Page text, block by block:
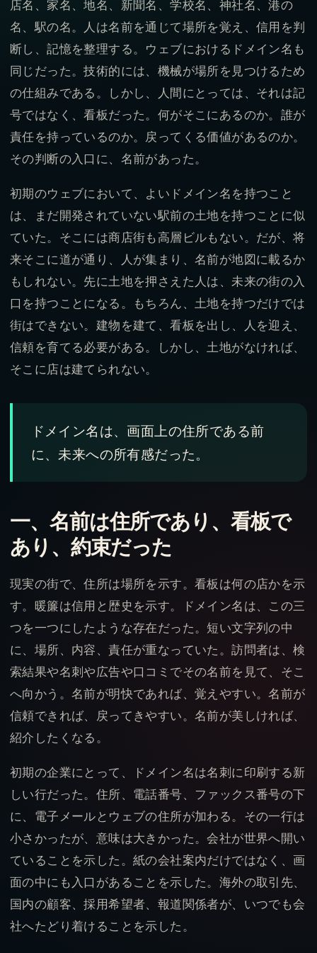
店名、家名、地名、新聞名、学校名、神社名、港の
名、駅の名。人は名前を通じて場所を覚え、信用を判
断し、記憶を整理する。ウェブにおけるドメイン名も
同じだった。技術的には、機械が場所を見つけるため
の仕組みである。しかし、人間にとっては、それは記
号ではなく、看板だった。何がそこにあるのか。誰が
責任を持っているのか。戻ってくる価値があるのか。
その判断の入口に、名前があった。
初期のウェブにおいて、よいドメイン名を持つこと
は、まだ開発されていない駅前の土地を持つことに似
ていた。そこには商店街も高層ビルもない。だが、将
来そこに道が通り、人が集まり、名前が地図に載るか
もしれない。先に土地を押さえた人は、未来の街の入
口を持つことになる。もちろん、土地を持つだけでは
街はできない。建物を建て、看板を出し、人を迎え、
信頼を育てる必要がある。しかし、土地がなければ、
そこに店は建てられない。
ドメイン名は、画面上の住所である前
に、未来への所有感だった。
一、名前は住所であり、看板で
あり、約束だった
現実の街で、住所は場所を示す。看板は何の店かを示
す。暖簾は信用と歴史を示す。ドメイン名は、この三
つを一つにしたような存在だった。短い文字列の中
に、場所、内容、責任が重なっていた。訪問者は、検
索結果や名刺や広告や口コミでその名前を見て、そこ
へ向かう。名前が明快であれば、覚えやすい。名前が
信頼できれば、戻ってきやすい。名前が美しければ、
紹介したくなる。
初期の企業にとって、ドメイン名は名刺に印刷する新
しい行だった。住所、電話番号、ファックス番号の下
に、電子メールとウェブの住所が加わる。その一行は
小さかったが、意味は大きかった。会社が世界へ開い
ていることを示した。紙の会社案内だけではなく、画
面の中にも入口があることを示した。海外の取引先、
国内の顧客、採用希望者、報道関係者が、いつでも会
社へたどり着けることを示した。